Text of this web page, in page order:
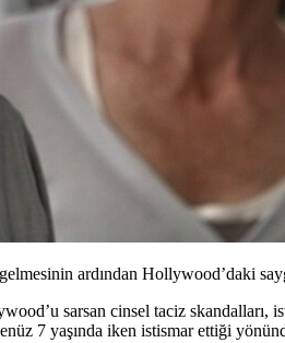
ardından Hollywood’daki
sarsan cinsel taciz skandalları,
7 yaşında iken istismar ettiği